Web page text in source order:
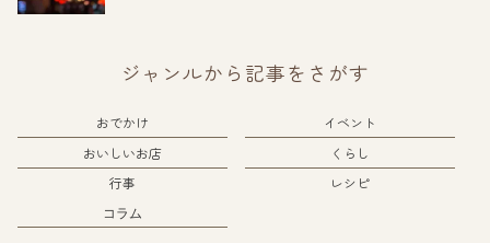
ジャンルから記事をさがす
おでかけ
イベント
おいしいお店
くらし
行事
レシピ
コラム